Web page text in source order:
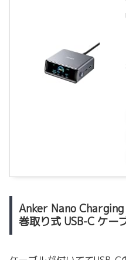
Anker Nano
巻取り式 USB-C ケー